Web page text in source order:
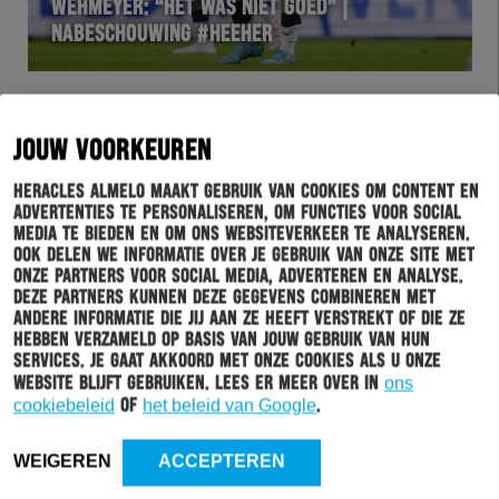
JOUW VOORKEUREN
Heracles Almelo maakt gebruik van cookies om content en
advertenties te personaliseren, om functies voor social
media te bieden en om ons websiteverkeer te analyseren.
Ook delen we informatie over je gebruik van onze site met
onze partners voor social media, adverteren en analyse.
Deze partners kunnen deze gegevens combineren met
andere informatie die jij aan ze heeft verstrekt of die ze
hebben verzameld op basis van jouw gebruik van hun
services. Je gaat akkoord met onze cookies als u onze
website blijft gebruiken. Lees er meer over in ons
cookiebeleid of het beleid van Google.
WEIGEREN ACCEPTEREN
WEHMEYER: “HET WAS NIET GOED” |
NABESCHOUWING #HEEHER
WEDSTRIJD 28-10-2023
DE FOTO’S VAN SC HEERENVEEN – HERACLES
ALMELO